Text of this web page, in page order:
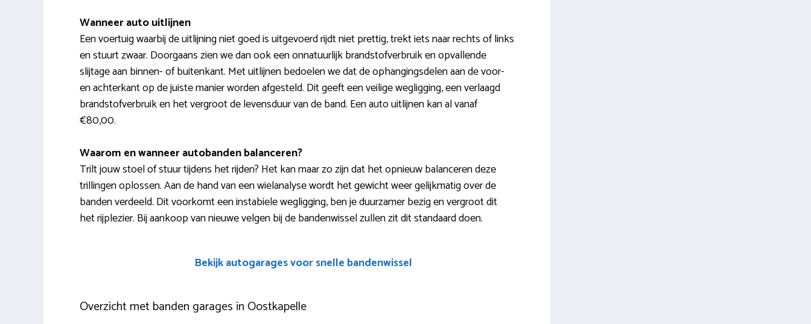
Wanneer auto uitlijnen
Een voertuig waarbij de uitlijning niet goed is uitgevoerd rijdt niet prettig, trekt iets naar rechts of links
en stuurt zwaar. Doorgaans zien we dan ook een onnatuurlijk brandstofverbruik en opvallende
slijtage aan binnen- of buitenkant. Met uitlijnen bedoelen we dat de ophangingsdelen aan de voor-
en achterkant op de juiste manier worden afgesteld. Dit geeft een veilige wegligging, een verlaagd
brandstofverbruik en het vergroot de levensduur van de band. Een auto uitlijnen kan al vanaf
€80,00.
Waarom en wanneer autobanden balanceren?
Trilt jouw stoel of stuur tijdens het rijden? Het kan maar zo zijn dat het opnieuw balanceren deze
trillingen oplossen. Aan de hand van een wielanalyse wordt het gewicht weer gelijkmatig over de
banden verdeeld. Dit voorkomt een instabiele wegligging, ben je duurzamer bezig en vergroot dit
het rijplezier. Bij aankoop van nieuwe velgen bij de bandenwissel zullen zit dit standaard doen.
Bekijk autogarages voor snelle bandenwissel
Overzicht met banden garages in Oostkapelle